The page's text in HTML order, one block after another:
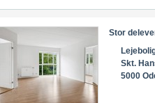
Stor
Skt.
5000